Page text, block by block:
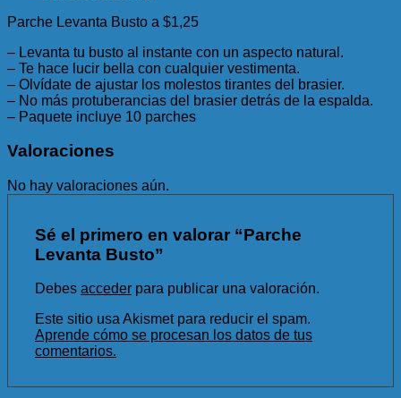
Parche Levanta Busto a $1,25
– Levanta tu busto al instante con un aspecto natural.
– Te hace lucir bella con cualquier vestimenta.
– Olvídate de ajustar los molestos tirantes del brasier.
– No más protuberancias del brasier detrás de la espalda.
– Paquete incluye 10 parches
Valoraciones
No hay valoraciones aún.
Sé el primero en valorar “Parche
Levanta Busto”
Debes acceder para publicar una valoración.
Este sitio usa Akismet para reducir el spam.
Aprende cómo se procesan los datos de tus
comentarios.